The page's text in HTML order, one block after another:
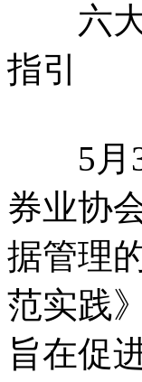
六大
指引
5月31
券业协
据管理
范实践
旨在促